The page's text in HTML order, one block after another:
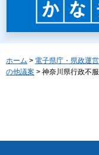
ホーム > 電子県庁・県政運
の他議案 > 神奈川県行政不